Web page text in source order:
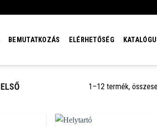
BEMUTATKOZÁS ELÉRHETŐSÉG
ELSŐ 1–12 termék,